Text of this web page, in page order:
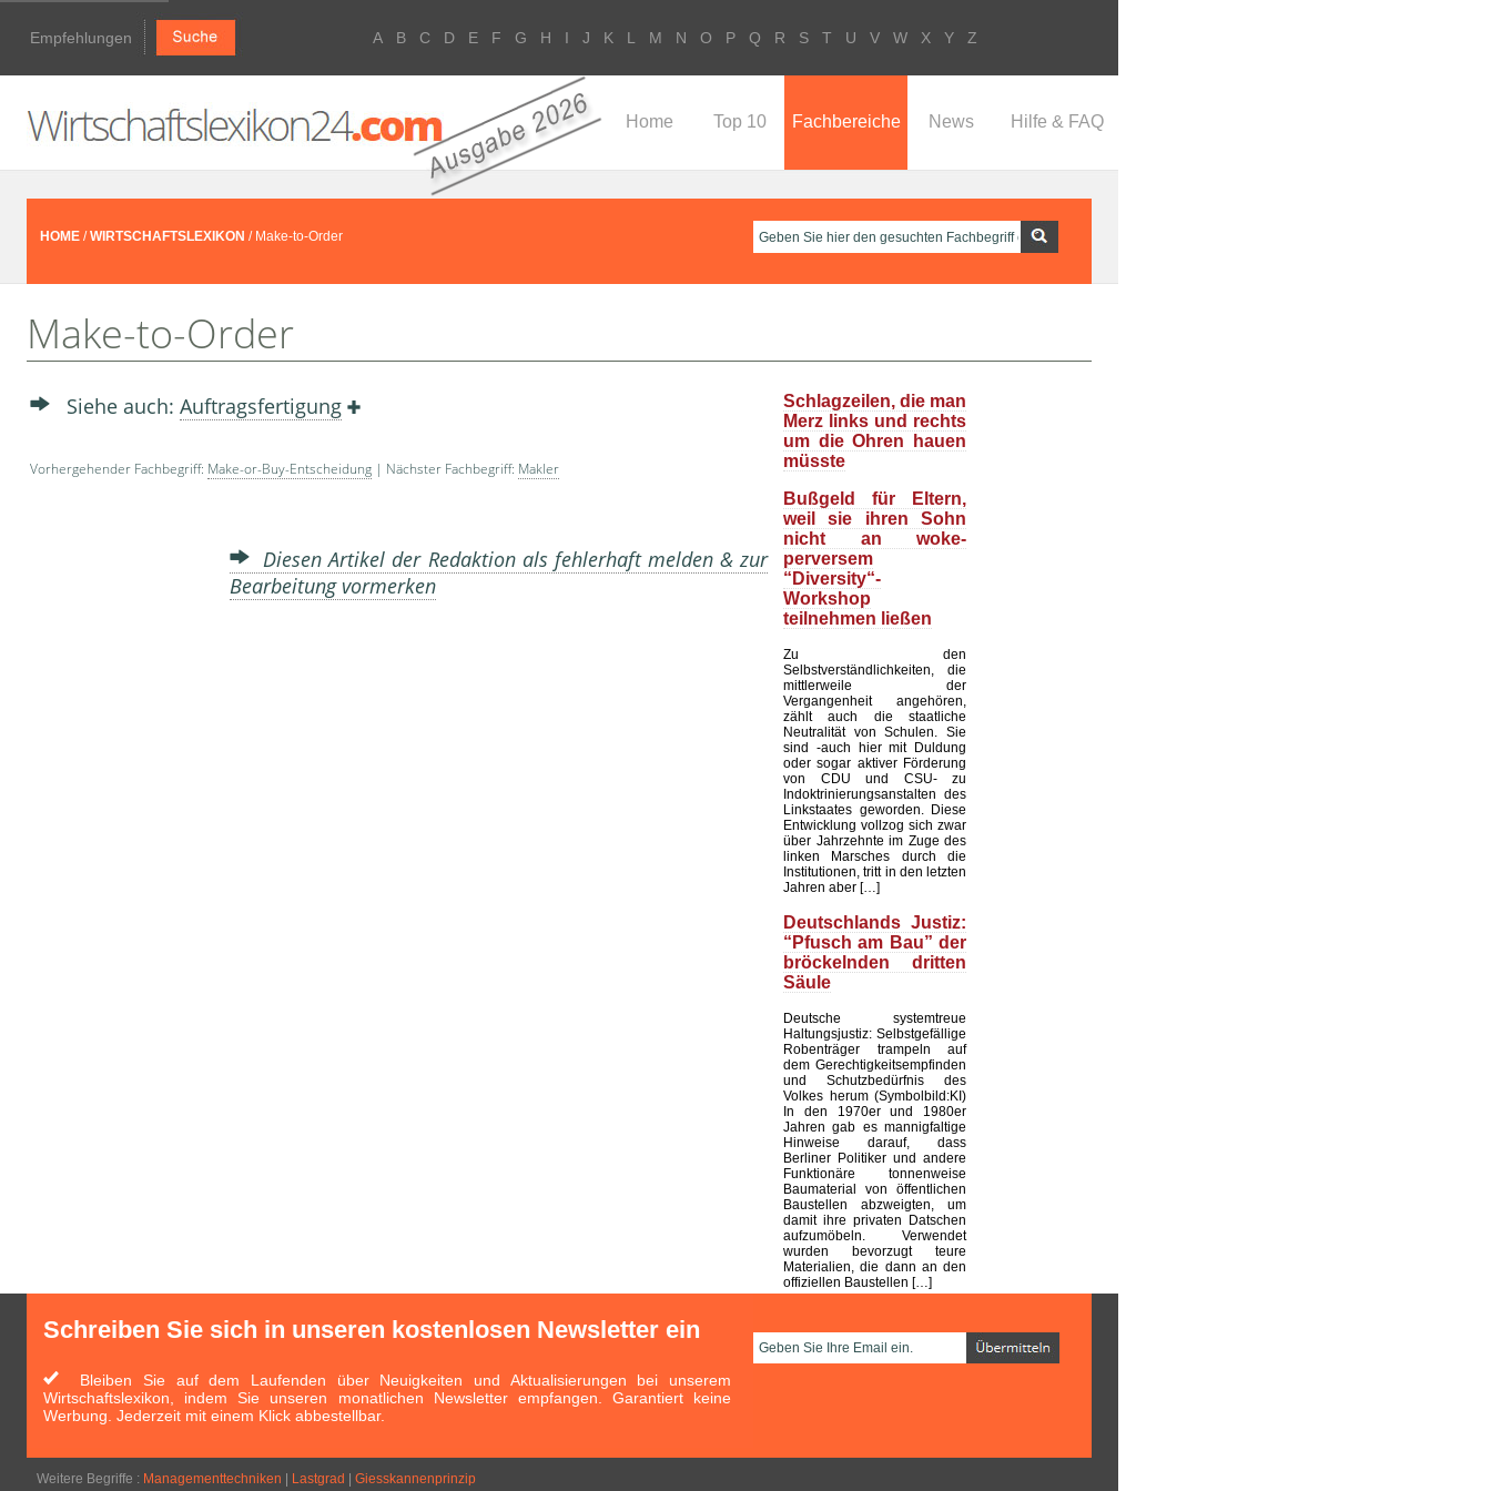
Empfehlungen A B C D E F G H I J K L M N O P Q R S T U V W X Y Z
Home Top 10 Fachbereiche News Hilfe & FAQ
HOME /WIRTSCHAFTSLEXIKON / Make-to-Order
Make-to-Order
Siehe auch: Auftragsfertigung
Vorhergehender Fachbegriff: Make-or-Buy-Entscheidung | Nächster Fachbegriff: Makler
Diesen Artikel der Redaktion als fehlerhaft melden & zur
Bearbeitung vormerken
Schlagzeilen, die man
Merz links und rechts
um die Ohren hauen
müsste
Bußgeld für Eltern,
weil sie ihren Sohn
nicht an woke-
perversem
“Diversity“-
Workshop
teilnehmen ließen
Zu den
Selbstverständlichkeiten, die
mittlerweile der
Vergangenheit angehören,
zählt auch die staatliche
Neutralität von Schulen. Sie
sind -auch hier mit Duldung
oder sogar aktiver Förderung
von CDU und CSU- zu
Indoktrinierungsanstalten des
Linkstaates geworden. Diese
Entwicklung vollzog sich zwar
über Jahrzehnte im Zuge des
linken Marsches durch die
Institutionen, tritt in den letzten
Jahren aber […]
Deutschlands Justiz:
“Pfusch am Bau” der
bröckelnden dritten
Säule
Deutsche systemtreue
Haltungsjustiz: Selbstgefällige
Robenträger trampeln auf
dem Gerechtigkeitsempfinden
und Schutzbedürfnis des
Volkes herum (Symbolbild:KI)
In den 1970er und 1980er
Jahren gab es mannigfaltige
Hinweise darauf, dass
Berliner Politiker und andere
Funktionäre tonnenweise
Baumaterial von öffentlichen
Baustellen abzweigten, um
damit ihre privaten Datschen
aufzumöbeln. Verwendet
wurden bevorzugt teure
Materialien, die dann an den
offiziellen Baustellen […]
Schreiben Sie sich in unseren kostenlosen Newsletter ein
Bleiben Sie auf dem Laufenden über Neuigkeiten und Aktualisierungen bei unserem
Wirtschaftslexikon, indem Sie unseren monatlichen Newsletter empfangen. Garantiert keine
Werbung. Jederzeit mit einem Klick abbestellbar.
Weitere Begriffe : Managementtechniken Lastgrad Giesskannenprinzip